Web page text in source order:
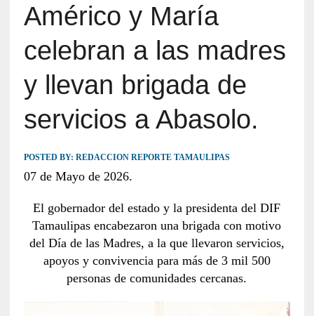
Américo y María
celebran a las madres
y llevan brigada de
servicios a Abasolo.
POSTED BY: REDACCION REPORTE TAMAULIPAS
07 de Mayo de 2026.
El gobernador del estado y la presidenta del DIF
Tamaulipas encabezaron una brigada con motivo
del Día de las Madres, a la que llevaron servicios,
apoyos y convivencia para más de 3 mil 500
personas de comunidades cercanas.